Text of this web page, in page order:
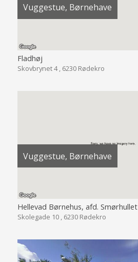
Vuggestue, Børnehave
Fladhøj
Skovbrynet 4 , 6230 Rødekro
Vuggestue, Børnehave
Hellevad Børnehus, afd. Smørhullet
Skolegade 10 , 6230 Rødekro